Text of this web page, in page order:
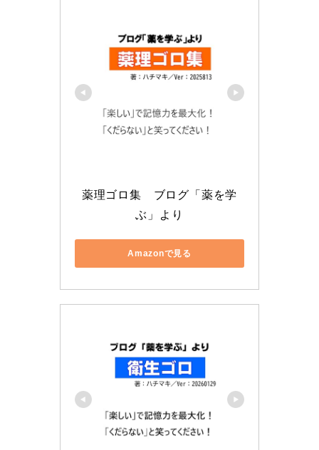
薬理ゴロ集　ブログ「薬を学
ぶ」より
Amazonで見る